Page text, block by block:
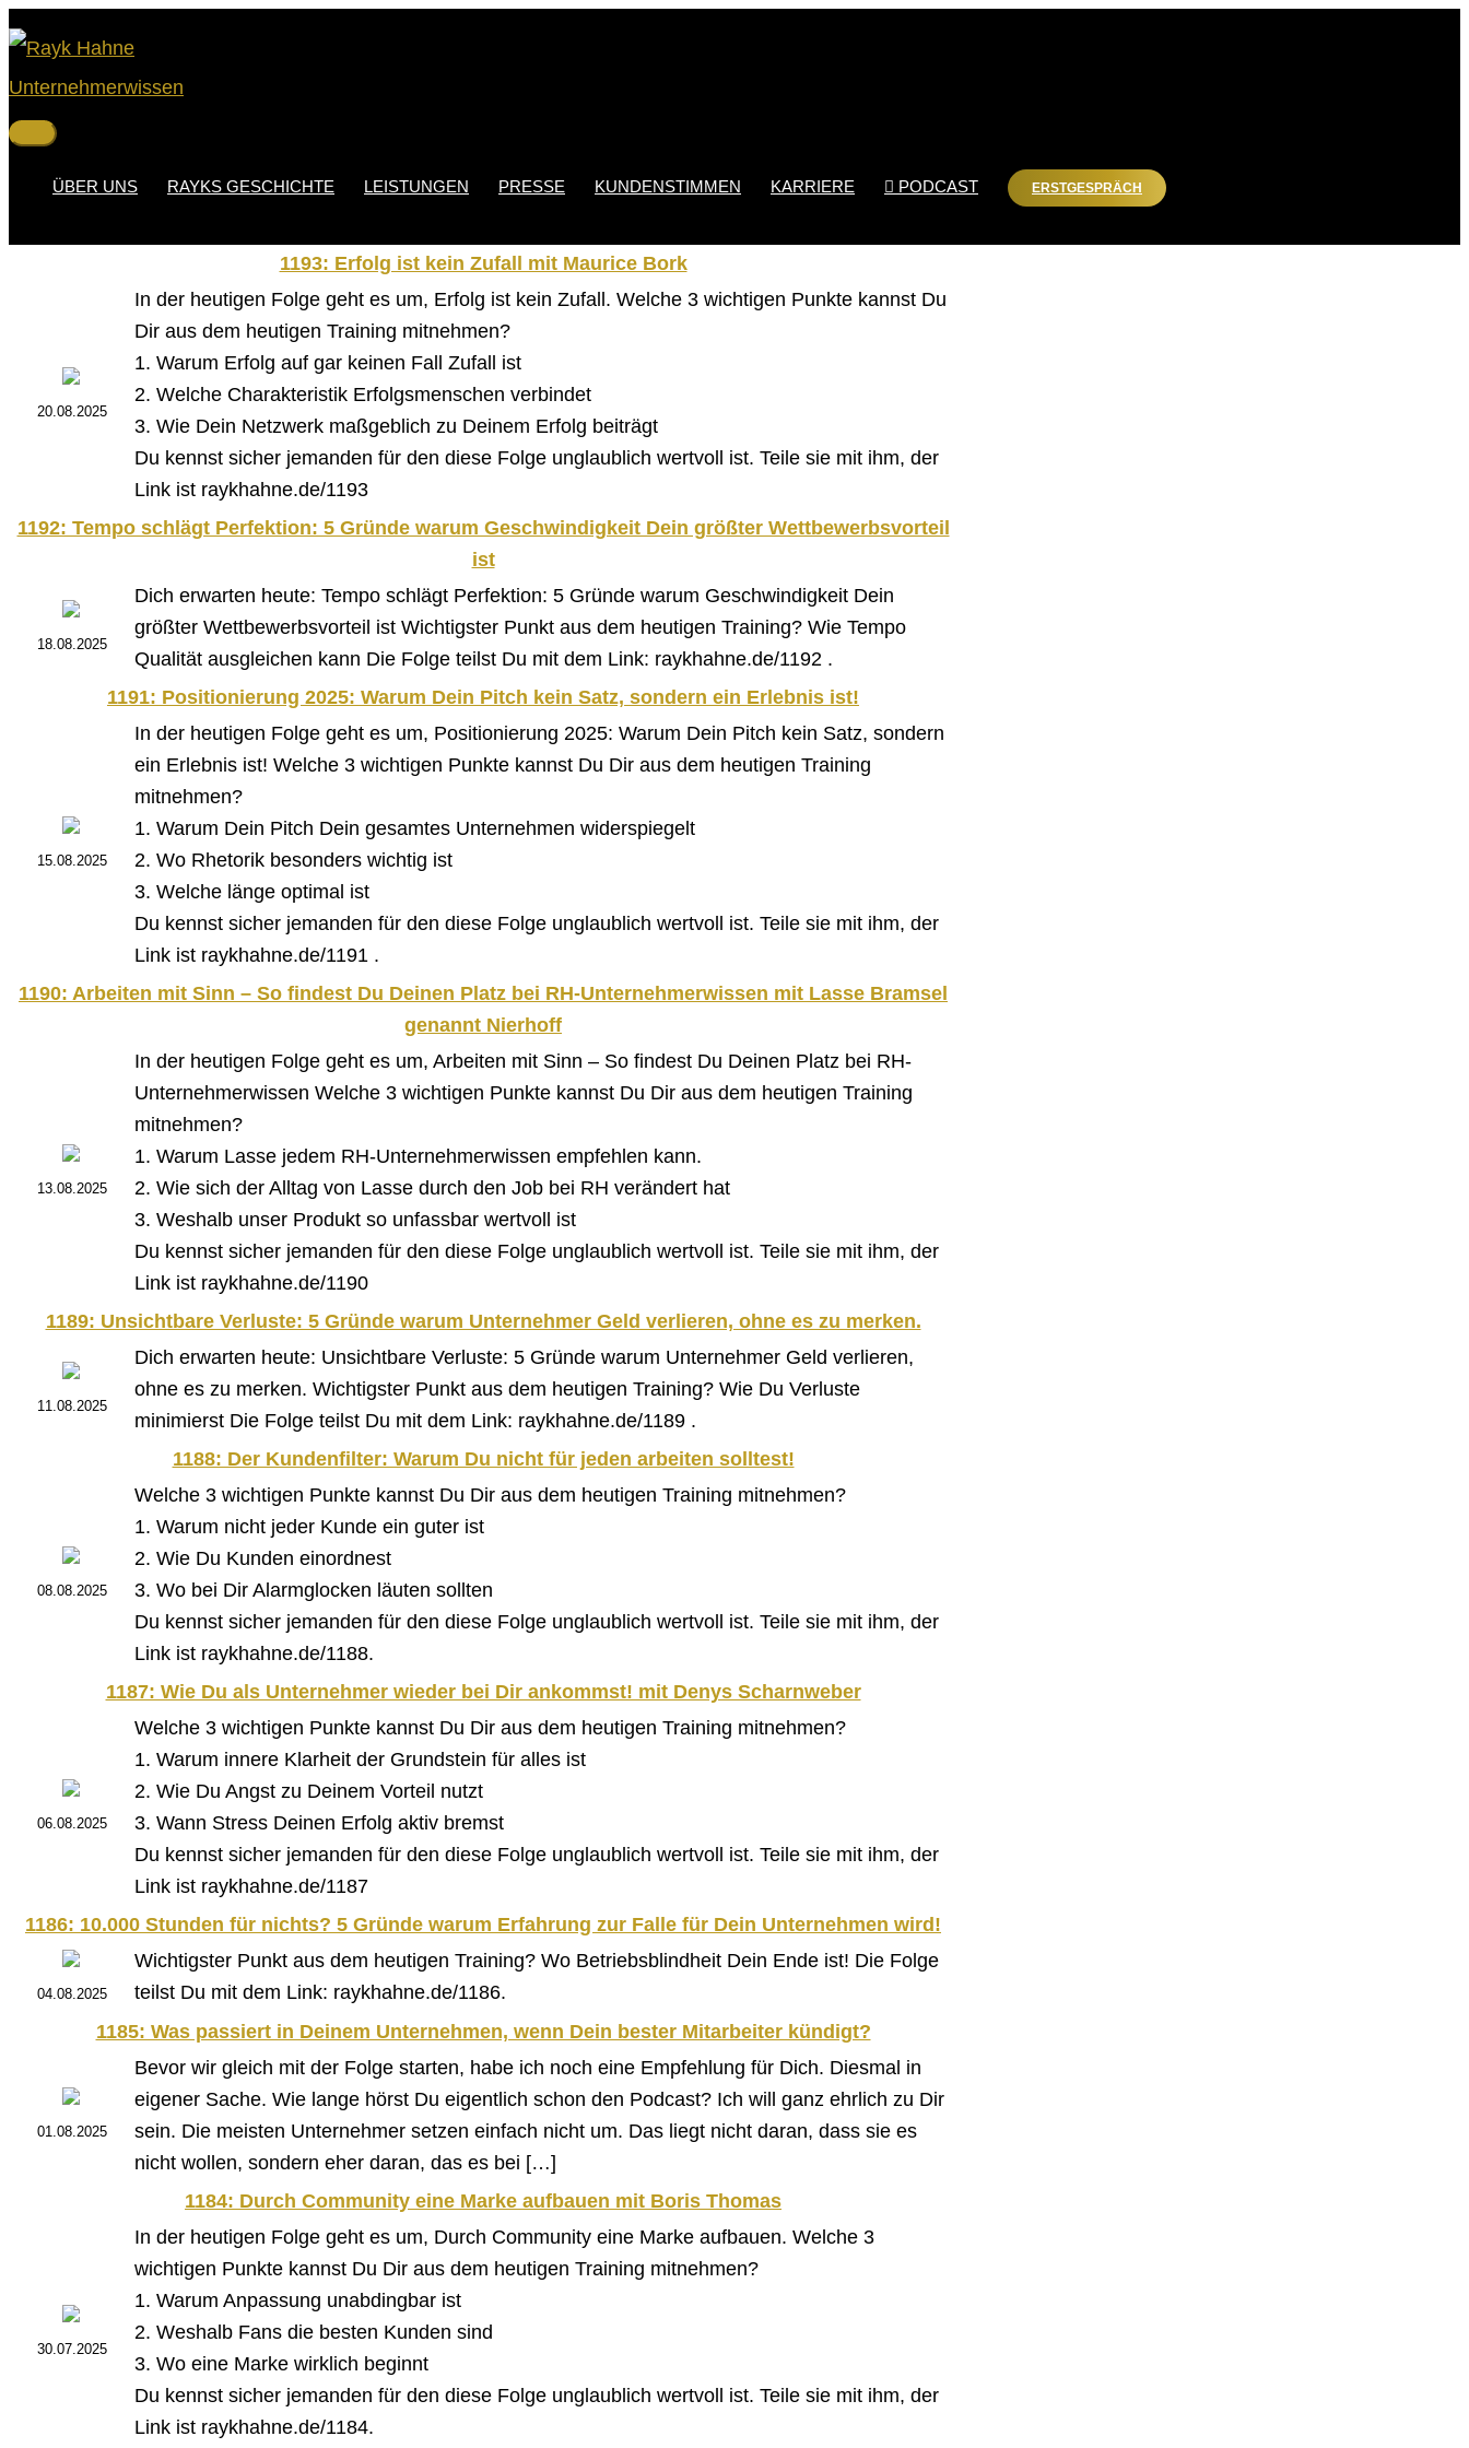
Zum
Inhalt
springen
Hauptmenü
ÜBER UNS RAYKS GESCHICHTE LEISTUNGEN PRESSE KUNDENSTIMMEN KARRIERE  PODCAST ERSTGESPRÄCH
1193: Erfolg ist kein Zufall mit Maurice Bork
20.08.2025
In der heutigen Folge geht es um, Erfolg ist kein Zufall. Welche 3 wichtigen Punkte kannst Du
Dir aus dem heutigen Training mitnehmen?
1. Warum Erfolg auf gar keinen Fall Zufall ist
2. Welche Charakteristik Erfolgsmenschen verbindet
3. Wie Dein Netzwerk maßgeblich zu Deinem Erfolg beiträgt
Du kennst sicher jemanden für den diese Folge unglaublich wertvoll ist. Teile sie mit ihm, der
Link ist raykhahne.de/1193
1192: Tempo schlägt Perfektion: 5 Gründe warum Geschwindigkeit Dein größter Wettbewerbsvorteil
ist
18.08.2025
Dich erwarten heute: Tempo schlägt Perfektion: 5 Gründe warum Geschwindigkeit Dein
größter Wettbewerbsvorteil ist Wichtigster Punkt aus dem heutigen Training? Wie Tempo
Qualität ausgleichen kann Die Folge teilst Du mit dem Link: raykhahne.de/1192 .
1191: Positionierung 2025: Warum Dein Pitch kein Satz, sondern ein Erlebnis ist!
15.08.2025
In der heutigen Folge geht es um, Positionierung 2025: Warum Dein Pitch kein Satz, sondern
ein Erlebnis ist! Welche 3 wichtigen Punkte kannst Du Dir aus dem heutigen Training
mitnehmen?
1. Warum Dein Pitch Dein gesamtes Unternehmen widerspiegelt
2. Wo Rhetorik besonders wichtig ist
3. Welche länge optimal ist
Du kennst sicher jemanden für den diese Folge unglaublich wertvoll ist. Teile sie mit ihm, der
Link ist raykhahne.de/1191 .
1190: Arbeiten mit Sinn – So findest Du Deinen Platz bei RH-Unternehmerwissen mit Lasse Bramsel
genannt Nierhoff
13.08.2025
In der heutigen Folge geht es um, Arbeiten mit Sinn – So findest Du Deinen Platz bei RH-
Unternehmerwissen Welche 3 wichtigen Punkte kannst Du Dir aus dem heutigen Training
mitnehmen?
1. Warum Lasse jedem RH-Unternehmerwissen empfehlen kann.
2. Wie sich der Alltag von Lasse durch den Job bei RH verändert hat
3. Weshalb unser Produkt so unfassbar wertvoll ist
Du kennst sicher jemanden für den diese Folge unglaublich wertvoll ist. Teile sie mit ihm, der
Link ist raykhahne.de/1190
1189: Unsichtbare Verluste: 5 Gründe warum Unternehmer Geld verlieren, ohne es zu merken.
11.08.2025
Dich erwarten heute: Unsichtbare Verluste: 5 Gründe warum Unternehmer Geld verlieren,
ohne es zu merken. Wichtigster Punkt aus dem heutigen Training? Wie Du Verluste
minimierst Die Folge teilst Du mit dem Link: raykhahne.de/1189 .
1188: Der Kundenfilter: Warum Du nicht für jeden arbeiten solltest!
08.08.2025
Welche 3 wichtigen Punkte kannst Du Dir aus dem heutigen Training mitnehmen?
1. Warum nicht jeder Kunde ein guter ist
2. Wie Du Kunden einordnest
3. Wo bei Dir Alarmglocken läuten sollten
Du kennst sicher jemanden für den diese Folge unglaublich wertvoll ist. Teile sie mit ihm, der
Link ist raykhahne.de/1188.
1187: Wie Du als Unternehmer wieder bei Dir ankommst! mit Denys Scharnweber
06.08.2025
Welche 3 wichtigen Punkte kannst Du Dir aus dem heutigen Training mitnehmen?
1. Warum innere Klarheit der Grundstein für alles ist
2. Wie Du Angst zu Deinem Vorteil nutzt
3. Wann Stress Deinen Erfolg aktiv bremst
Du kennst sicher jemanden für den diese Folge unglaublich wertvoll ist. Teile sie mit ihm, der
Link ist raykhahne.de/1187
1186: 10.000 Stunden für nichts? 5 Gründe warum Erfahrung zur Falle für Dein Unternehmen wird!
04.08.2025
Wichtigster Punkt aus dem heutigen Training? Wo Betriebsblindheit Dein Ende ist! Die Folge
teilst Du mit dem Link: raykhahne.de/1186.
1185: Was passiert in Deinem Unternehmen, wenn Dein bester Mitarbeiter kündigt?
01.08.2025
Bevor wir gleich mit der Folge starten, habe ich noch eine Empfehlung für Dich. Diesmal in
eigener Sache. Wie lange hörst Du eigentlich schon den Podcast? Ich will ganz ehrlich zu Dir
sein. Die meisten Unternehmer setzen einfach nicht um. Das liegt nicht daran, dass sie es
nicht wollen, sondern eher daran, das es bei […]
1184: Durch Community eine Marke aufbauen mit Boris Thomas
30.07.2025
In der heutigen Folge geht es um, Durch Community eine Marke aufbauen. Welche 3
wichtigen Punkte kannst Du Dir aus dem heutigen Training mitnehmen?
1. Warum Anpassung unabdingbar ist
2. Weshalb Fans die besten Kunden sind
3. Wo eine Marke wirklich beginnt
Du kennst sicher jemanden für den diese Folge unglaublich wertvoll ist. Teile sie mit ihm, der
Link ist raykhahne.de/1184.